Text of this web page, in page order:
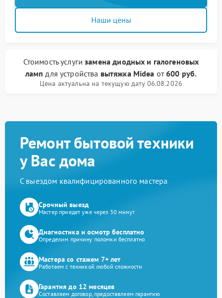
Наши цены
Стоимость услугизамена диодных и галогеновых
ламп для устройства вытяжка Midea от600 руб.
Цена актуальна на текущую дату 06.08.2026
Ремонт бытовой техники
у Вас дома
С выездом квалифицированного мастера
Срочный выезд
Мастер приедет уже через 30 минут
Диагностика и осмотр бесплатно
Определим причину поломки бесплатно
Мастера со стажем 7+ лет
Работаем с техникой любой сложности
Гарантия до 12 месяцев
Составляем договор, предоставляем гарантию